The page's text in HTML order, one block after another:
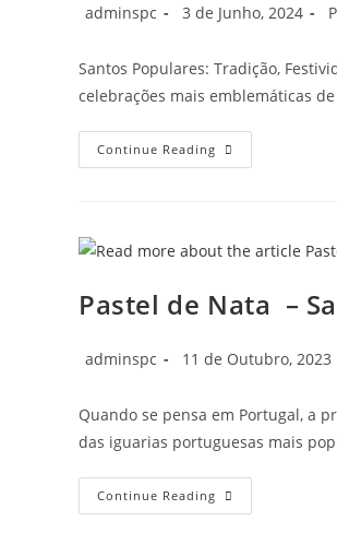
adminspc 3 de Junho, 2024
Santos Populares: Tradição,
celebrações mais emblemáticas
Continue Reading
Pastel de Nata –
adminspc 11 de Outubro, 2023
Quando se pensa em Portugal, a
das iguarias portuguesas mais
Continue Reading